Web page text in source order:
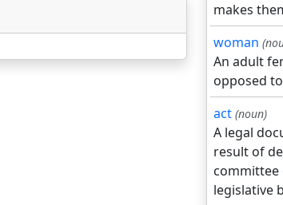
makes
woman
An adult
opposed
act (noun)
A legal
result of
committee
legislative